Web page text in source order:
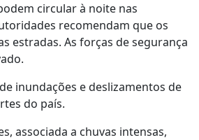
circular à noite nas
recomendam que os
estradas. As forças de segurança
inundações e deslizamentos de
do país.
associada a chuvas intensas,